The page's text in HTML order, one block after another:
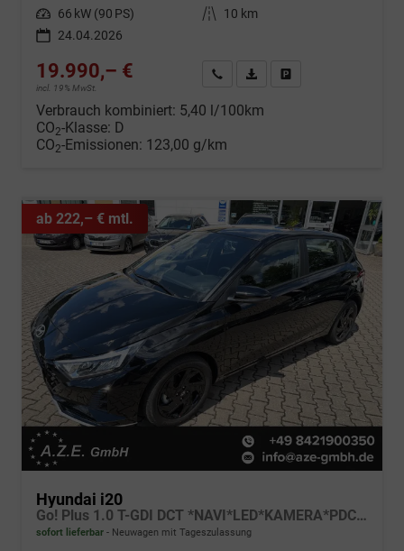
Leistung 66 kW (90 PS) Kilometerstand
10 km
24.04.2026
19.990,– €
incl. 19% MwSt.
Wir rufen Sie anFahrzeugexposé (PDF)
Verbrauch kombiniert: 5,40 l/100km
CO2-Klasse: D
CO2-Emissionen: 123,00 g/km
ab 222,– € mtl.
Hyundai i20
Go! Plus 1.0 T-GDI DCT *NAVI*LED*KAMERA*PDC*SH*LHZ*2026!
sofort lieferbar Neuwagen mit Tageszulassung